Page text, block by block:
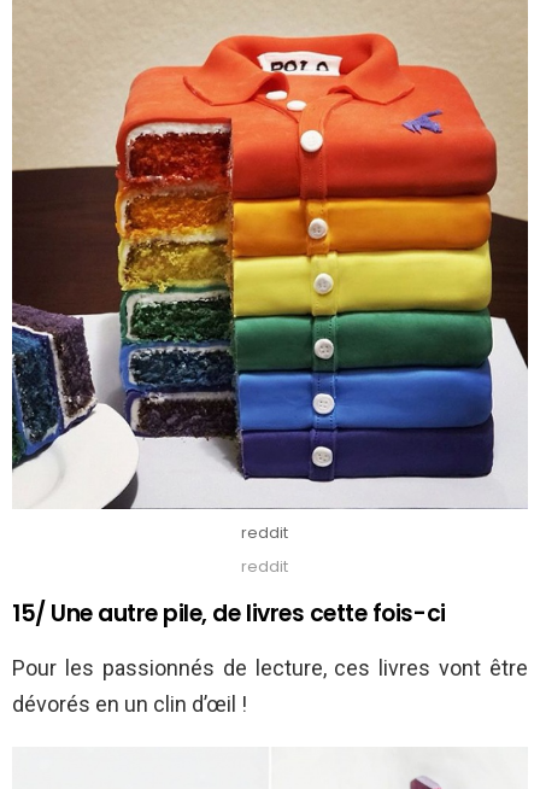
reddit
reddit
15/ Une autre pile, de livres cette fois-ci
Pour les passionnés de lecture, ces livres vont être
dévorés en un clin d’œil !